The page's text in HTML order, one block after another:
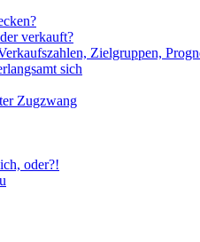
verkauft?
Zielgruppen,
sich
Zugzwang
oder?!